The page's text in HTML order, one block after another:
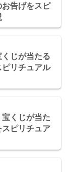
お告げをスピ
くじが当たる
リチュアル
宝くじが当た
ピリチュア